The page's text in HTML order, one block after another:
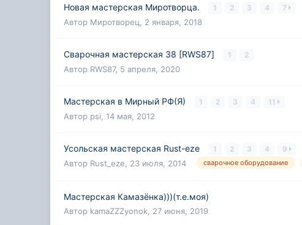
Новая мастерская Миротворца. 1 2 3 4 7
Автор Миротворец 2 января, 2018
Сварочная мастерская 38 [RWS87] 1 2
Автор RWS87, 5 апреля, 2020
Мастерская в Мирный РФ(Я) 1 2 3 4 11
Автор psi ,14 мая, 2012
Усольская мастерская Rust-eze 1 2 3 4 9
Автор Rust_eze 23 июля, 2014 сварочное оборудование
Мастерская Камазёнка)))(т.е.моя)
Автор kamaZZZyonok 27 июня, 2019